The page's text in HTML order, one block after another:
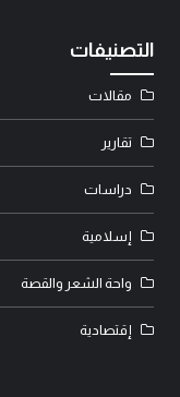
التصنيفات
مقالات
تقارير
دراسات
إسلامية
واحة الشعر والقصة
إقتصادية